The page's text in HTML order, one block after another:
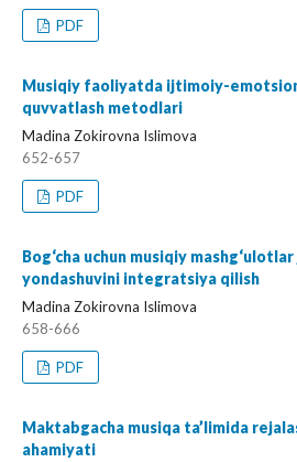
PDF
Musiqiy faoliyatda ijtimoiy-
quvvatlash metodlari
Madina Zokirovna Islimova
652-657
PDF
Bog‘cha uchun musiqiy
yondashuvini integratsiya qilish
Madina Zokirovna Islimova
658-666
PDF
Maktabgacha musiqa ta’limida
ahamiyati